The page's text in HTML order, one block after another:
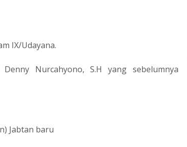
IX/Udayana.
Nurcahyono, S.H yang sebelumnya
Jabtan baru